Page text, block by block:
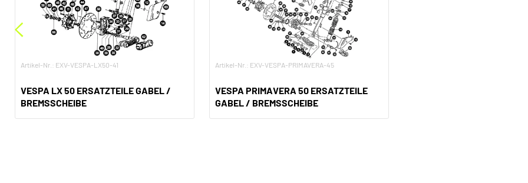
Artikel-Nr.: EXV-VESPA-LX50-41
VESPA LX 50 ERSATZTEILE GABEL /
BREMSSCHEIBE
Artikel-Nr.: EXV-VESPA-PRIMAVERA-45
VESPA PRIMAVERA 50 ERSATZTEILE
GABEL / BREMSSCHEIBE